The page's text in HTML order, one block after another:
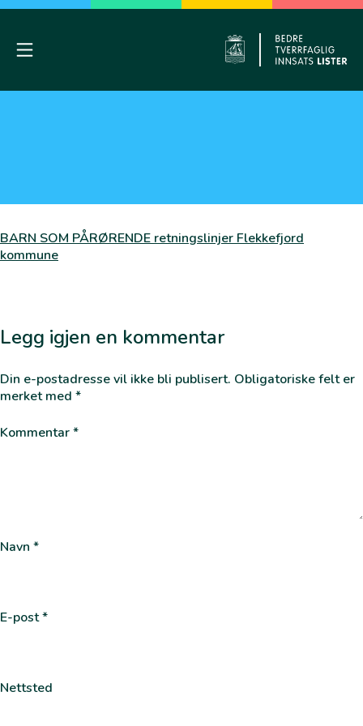
Skip
contentMobile Menu
BARN SOM PÅRØRENDE retningslinjer Flekkefjord
kommune
Legg igjen en kommentar
Din e-postadresse vil ikke bli publisert. Obligatoriske felt er
merket med *
Kommentar*
Navn *
E-post*
Nettsted